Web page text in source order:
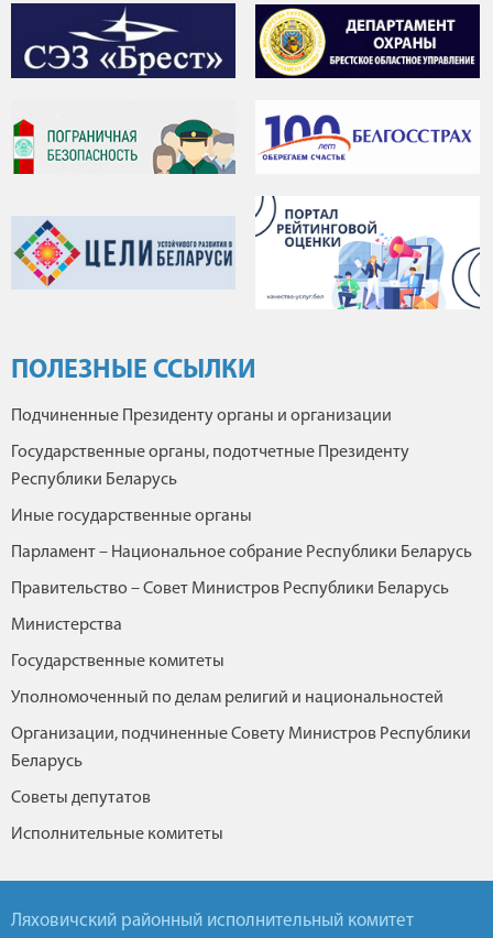
ПОЛЕЗНЫЕ ССЫЛКИ
Подчиненные Президенту органы и организации
Государственные органы, подотчетные Президенту
Республики Беларусь
Иные государственные органы
Парламент – Национальное собрание Республики Беларусь
Правительство – Совет Министров Республики Беларусь
Министерства
Государственные комитеты
Уполномоченный по делам религий и национальностей
Организации, подчиненные Совету Министров Республики
Беларусь
Советы депутатов
Исполнительные комитеты
Ляховичский районный исполнительный комитет